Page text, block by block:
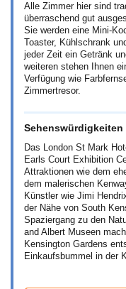
Alle Zimmer hier sind
überraschend gut
Sie werden eine Mini-
Toaster, Kühlschrank
jeder Zeit ein Getränk
weiteren stehen Ihnen
Verfügung wie
Zimmertresor.
Sehenswürdigkeiten
Das London St Mark
Earls Court Exhibition
Attraktionen wie dem
dem malerischen
Künstler wie Jimi
der Nähe von South
Spaziergang zu den
and Albert Museen
Kensington Gardens
Einkaufsbummel in der